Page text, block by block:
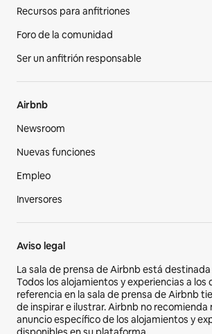
Recursos para anfitriones
Foro de la comunidad
Ser un anfitrión responsable
Airbnb
Newsroom
Nuevas funciones
Empleo
Inversores
Aviso legal
La sala de prensa de Airbnb está
Todos los alojamientos y experiencias a los
referencia en la sala de prensa de Airbnb
de inspirar e ilustrar. Airbnb no recomienda
anuncio específico de los alojamientos y